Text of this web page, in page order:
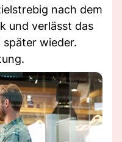
nach dem
und verlässt das
wieder.